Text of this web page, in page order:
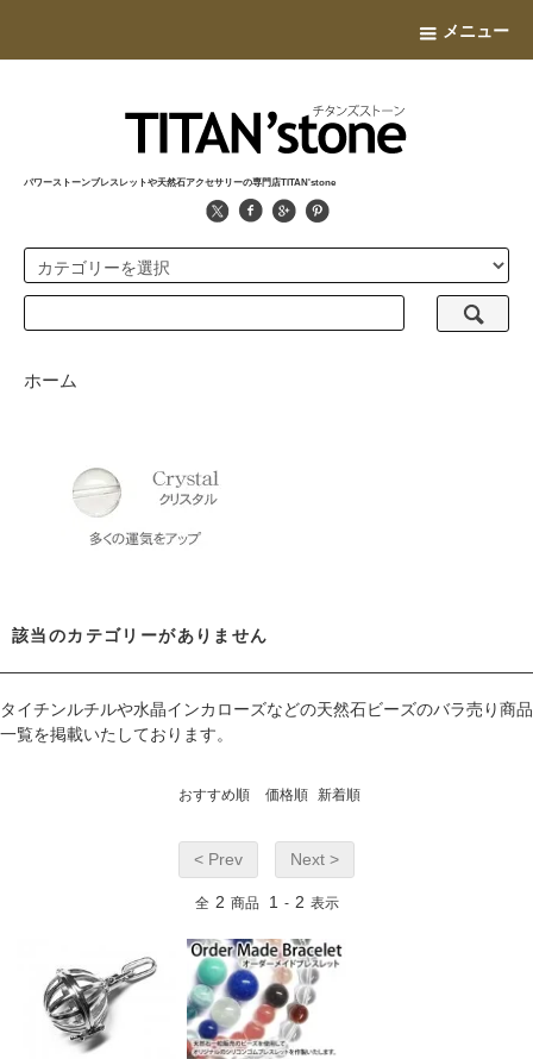
メニュー
パワーストーンブレスレットや天然石アクセサリーの専門店TITAN'stone
ホーム
該当のカテゴリーがありません
タイチンルチルや水晶インカローズなどの天然石ビーズのバラ売り商品
一覧を掲載いたしております。
おすすめ順 価格順 新着順
< Prev Next >
全 2 商品 1 - 2 表示